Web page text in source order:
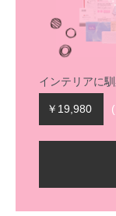
インテリアに
￥19,980